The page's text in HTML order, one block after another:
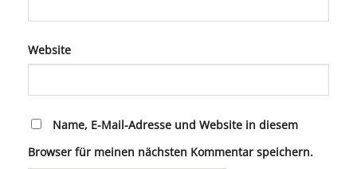
Website
Name, E-Mail-Adresse und Website in diesem
Browser für meinen nächsten Kommentar speichern.